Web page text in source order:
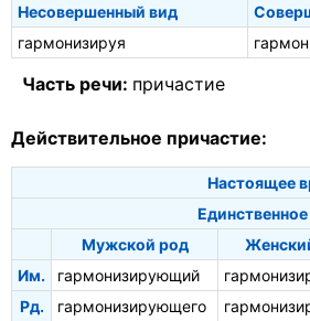
Несовершенный вид
гармонизируя
Часть речи: причастие
Действительное причастие:
Настоящее
Мужской род
Им.
гармонизирующий
Рд.
гармонизирующего